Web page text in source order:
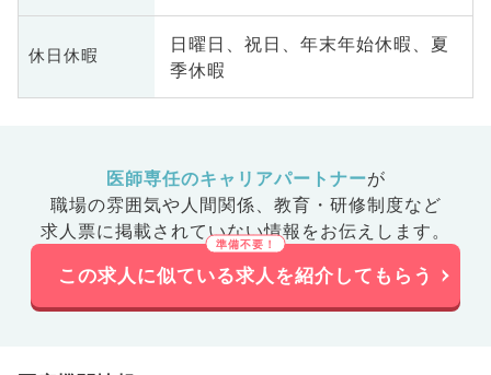
休日休暇
日曜日、祝日、年末年始休暇、夏
季休暇
医師専任のキャリアパートナーが
職場の雰囲気や人間関係、 教育・研修制度など
求人票に掲載されていない情報をお伝えします。
この求人に似ている求人を紹介してもらう